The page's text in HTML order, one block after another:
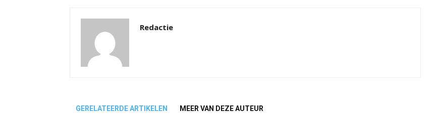
Redactie
GERELATEERDE ARTIKELEN MEER VAN DEZE AUTEUR